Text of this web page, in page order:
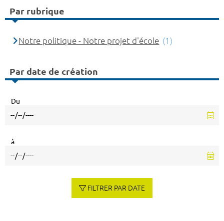
Par rubrique
Notre politique - Notre projet d'école (1)
Par date de création
Du
à
FILTRER PAR DATE